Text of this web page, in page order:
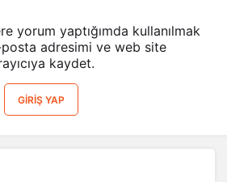
yorum yaptığımda kullanılmak
posta adresimi ve web site
kaydet.
GIRIŞ YAP